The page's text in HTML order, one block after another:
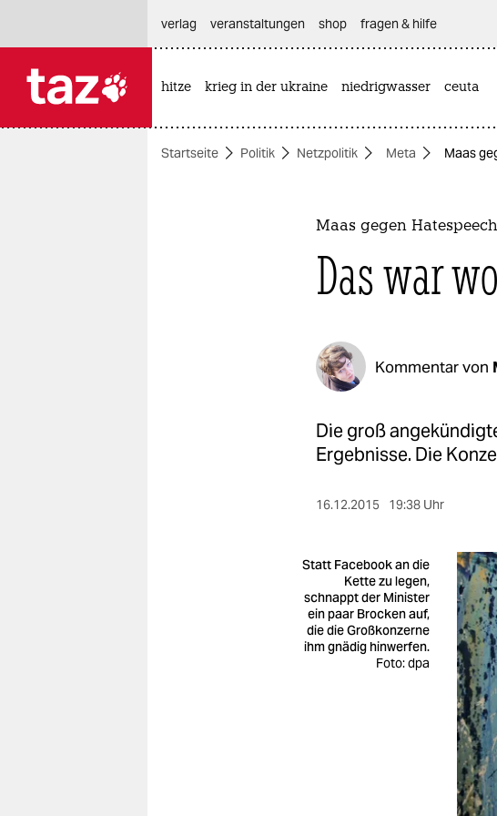
themen
verlag
veranstaltungen shop fragen & hilfe
hitze krieg in der ukraine niedrigwasser ceuta
Startseite Politik Netzpolitik Meta Maas
Maas gegen
Das war
Kommentar von
Die groß
Ergebnisse. Die
16.12.2015 19:38 Uhr
Statt Facebook an die
Kette zu legen,
schnappt der Minister
ein paar Brocken auf,
die die Großkonzerne
ihm gnädig hinwerfen.
Foto: dpa